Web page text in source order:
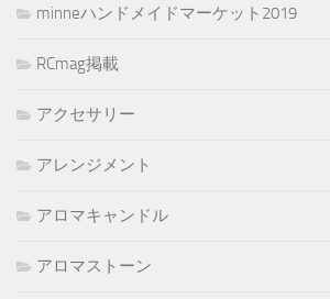
minneハンドメイドマーケット2019
RCmag掲載
アクセサリー
アレンジメント
アロマキャンドル
アロマストーン